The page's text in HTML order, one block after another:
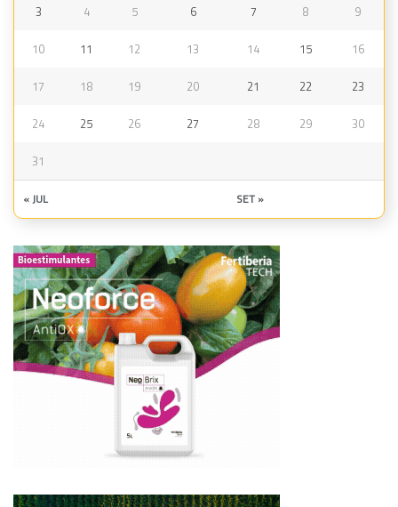
3 4 5 6 7 8 9
10 11 12 13 14 15 16
17 18 19 20 21 22 23
24 25 26 27 28 29 30
31
« JUL SET »